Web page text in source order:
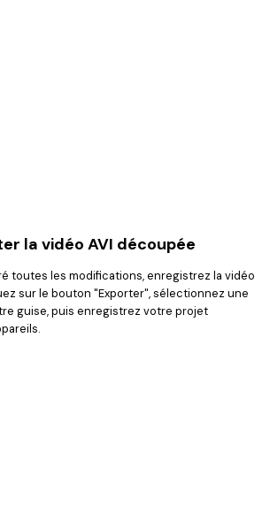
la vidéo AVI découpée
toutes les modifications, enregistrez la vidéo
sur le bouton "Exporter", sélectionnez une
guise, puis enregistrez votre projet